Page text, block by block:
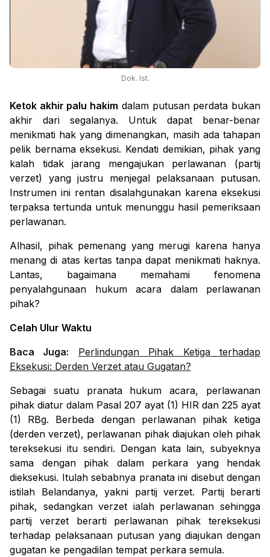
Dok. Ist.
Ketok akhir palu hakim dalam putusan perdata bukan
akhir dari segalanya. Untuk dapat benar-benar
menikmati hak yang dimenangkan, masih ada tahapan
pelik bernama eksekusi. Kendati demikian, pihak yang
kalah tidak jarang mengajukan perlawanan (partij
verzet) yang justru menjegal pelaksanaan putusan.
Instrumen ini rentan disalahgunakan karena eksekusi
terpaksa tertunda untuk menunggu hasil pemeriksaan
perlawanan.
Alhasil, pihak pemenang yang merugi karena hanya
menang di atas kertas tanpa dapat menikmati haknya.
Lantas, bagaimana memahami fenomena
penyalahgunaan hukum acara dalam perlawanan
pihak?
Celah Ulur Waktu
Baca Juga:
Perlindungan Pihak Ketiga terhadap
Eksekusi: Derden Verzet atau Gugatan?
Sebagai suatu pranata hukum acara, perlawanan
pihak diatur dalam Pasal 207 ayat (1) HIR dan 225 ayat
(1) RBg. Berbeda dengan perlawanan pihak ketiga
(derden verzet), perlawanan pihak diajukan oleh pihak
tereksekusi itu sendiri. Dengan kata lain, subyeknya
sama dengan pihak dalam perkara yang hendak
dieksekusi. Itulah sebabnya pranata ini disebut dengan
istilah Belandanya, yakni partij verzet. Partijberarti
pihak, sedangkanverzet ialah perlawanan sehingga
partij verzetberarti perlawanan pihak tereksekusi
terhadap pelaksanaan putusan yang diajukan dengan
gugatan ke pengadilan tempat perkara semula.